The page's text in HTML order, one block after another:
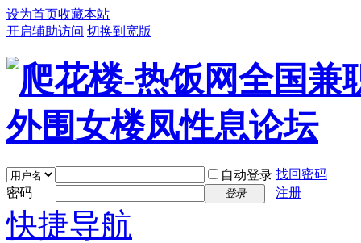
设为首页收藏本站
开启辅助访问 切换到宽版
自动登录 找回密码
密码
登录 注册
快捷导航